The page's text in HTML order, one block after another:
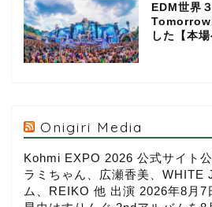
EDM世界
した【本
Onigiri Media
Kohmi EXPO 2026 公式サイト
ラミちゃん、広瀬香美、WHITE
ム、REIKO 他 出演 2026年8月7